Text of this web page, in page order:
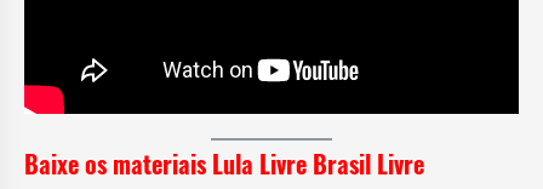
Baixe os materiais Lula Livre Brasil Livre